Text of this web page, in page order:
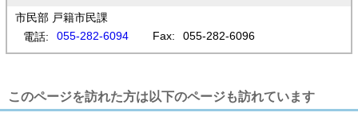
市民部 戸籍市民課
電話:
055-282-6094 Fax: 055-282-6096
このページを訪れた方は以下のページも訪れています